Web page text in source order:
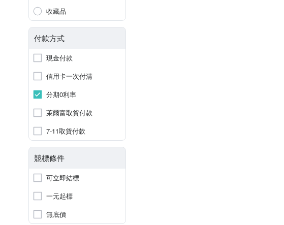
收藏品
付款方式
現金付款
信用卡一次付清
分期0利率
萊爾富取貨付款
7-11取貨付款
競標條件
可立即結標
一元起標
無底價